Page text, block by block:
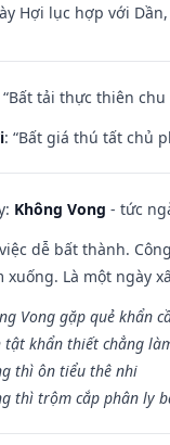
Hợi lục hợp với
“Bất tải thực thiên
: “Bất giá thú tất chủ
Không Vong - tức
dễ bất thành.
xuống. Là một ngày
Vong gặp quẻ khẩn
tật khẩn thiết chẳng
thì ôn tiểu thê nhi
thì trộm cắp phân ly